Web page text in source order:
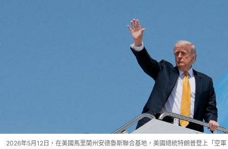
2026年5月12日，在美國馬里蘭州安德魯斯聯合基地，美國總統特朗普登上「空軍